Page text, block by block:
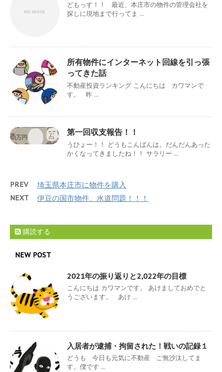
どもっす！！ 最近、本庄市の物件の管理会社を
探しに現地まで行ってま ...
所有物件にインターネット回線を引っ張
ってきた話
不動産投資ランキング こんにちは カワマンで
す。 昨 ...
第一回収支報告！！
うひょー！！ どうもこんばんは。だんだんあった
かくなってきましたね！！ サラリー ...
PREV 埼玉県本庄市に物件を購入
NEXT 伊豆の国市物件、水道問題！！！
購読する
NEW POST
2021年の振り返りと2,022年の目標
こんにちは カワマンです。 あけましておめでと
うございます。 あけ ...
入居者が逮捕・拘留された！戦いの記録１
どうも 今日も元気に不動産 ご無沙汰してま
す。僕です ...